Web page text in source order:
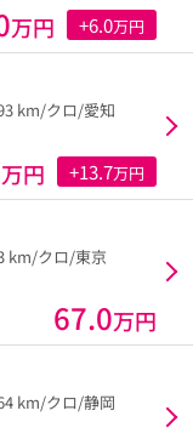
万円 +6.0万円
km/クロ/愛知
万円 +13.7万円
km/クロ/東京
67.0万円
km/クロ/静岡